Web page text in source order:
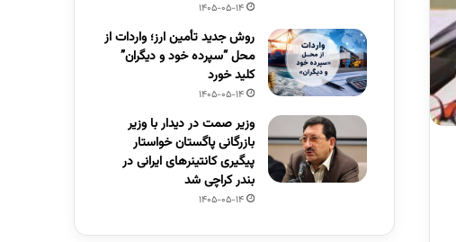
1405-05-14
روش جدید تأمین ارز؛ واردات از
محل “سپرده خود و دیگران”
کلید خورد
1405-05-14
وزیر صمت در دیدار با وزیر
بازرگانی پاگستان خواستار
پیگیری کانتینرهای ایرانی در
بندر کراچی شد
1405-05-14